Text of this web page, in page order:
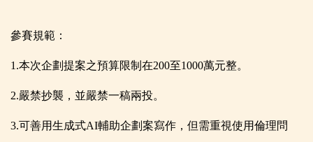
參賽規範：
1.本次企劃提案之預算限制在200至1000萬元整。
2.嚴禁抄襲，並嚴禁一稿兩投。
3.可善用生成式AI輔助企劃案寫作，但需重視使用倫理問